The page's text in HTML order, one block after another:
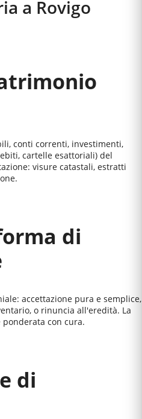
a Rovigo
conti correnti, investimenti,
cartelle esattoriali) del
visure catastali, estratti
di
accettazione pura e semplice,
o rinuncia all'eredità. La
ponderata con cura.
di